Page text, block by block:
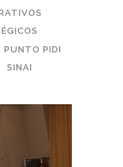
PUNTO PIDI
SINAI